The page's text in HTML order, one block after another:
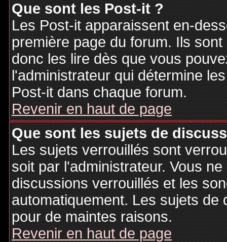
Que sont les Post-it ?
Les Post-it apparaissent en-
première page du forum. Ils
donc les lire dès que vous
l'administrateur qui détermine
Post-it dans chaque forum.
Revenir en haut de page
Que sont les sujets de
Les sujets verrouillés sont
soit par l'administrateur. Vous
discussions verrouillés et les
automatiquement. Les sujets
pour de maintes raisons.
Revenir en haut de page